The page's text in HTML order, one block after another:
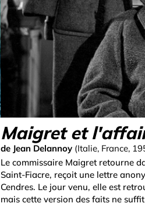
Maigret et
de Jean Delannoy (Italie, France,
Le commissaire Maigret retourne
Saint-Fiacre, reçoit une lettre
Cendres. Le jour venu, elle est
mais cette version des faits ne